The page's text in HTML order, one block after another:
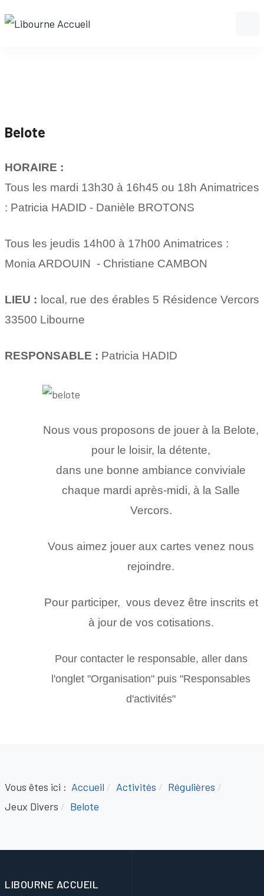
Belote
HORAIRE :
Tous les mardi 13h30 à 16h45 ou 18h Animatrices
: Patricia HADID - Danièle BROTONS
Tous les jeudis 14h00 à 17h00 Animatrices :
Monia ARDOUIN - Christiane CAMBON
LIEU : local, rue des érables 5 Résidence Vercors
33500 Libourne
RESPONSABLE : Patricia HADID
Nous vous proposons de jouer à la Belote,
​pour le loisir, la détente,
dans une bonne ambiance conviviale
chaque mardi après-midi, à la Salle
Vercors.
Vous aimez jouer aux cartes venez nous
rejoindre.
Pour participer, vous devez être inscrits et
à jour de vos cotisations.
Pour contacter le responsable, aller dans
l'onglet "Organisation" puis "Responsables
d'activités"
Vous êtes ici : Accueil Activités
Régulières
Jeux Divers
Belote
LIBOURNE ACCUEIL